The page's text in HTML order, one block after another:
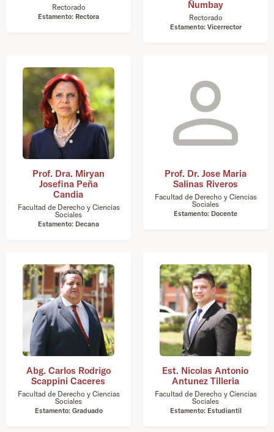
Rectorado
Estamento: Rectora
Ñumbay
Rectorado
Estamento: Vicerrector
Prof. Dra. Miryan
Josefina Peña
Candia
Facultad de Derecho y Ciencias
Sociales
Estamento: Decana
Prof. Dr. Jose Maria
Salinas Riveros
Facultad de Derecho y Ciencias
Sociales
Estamento: Docente
Abg. Carlos Rodrigo
Scappini Caceres
Facultad de Derecho y Ciencias
Sociales
Estamento: Graduado
Est. Nicolas Antonio
Antunez Tilleria
Facultad de Derecho y Ciencias
Sociales
Estamento: Estudiantil